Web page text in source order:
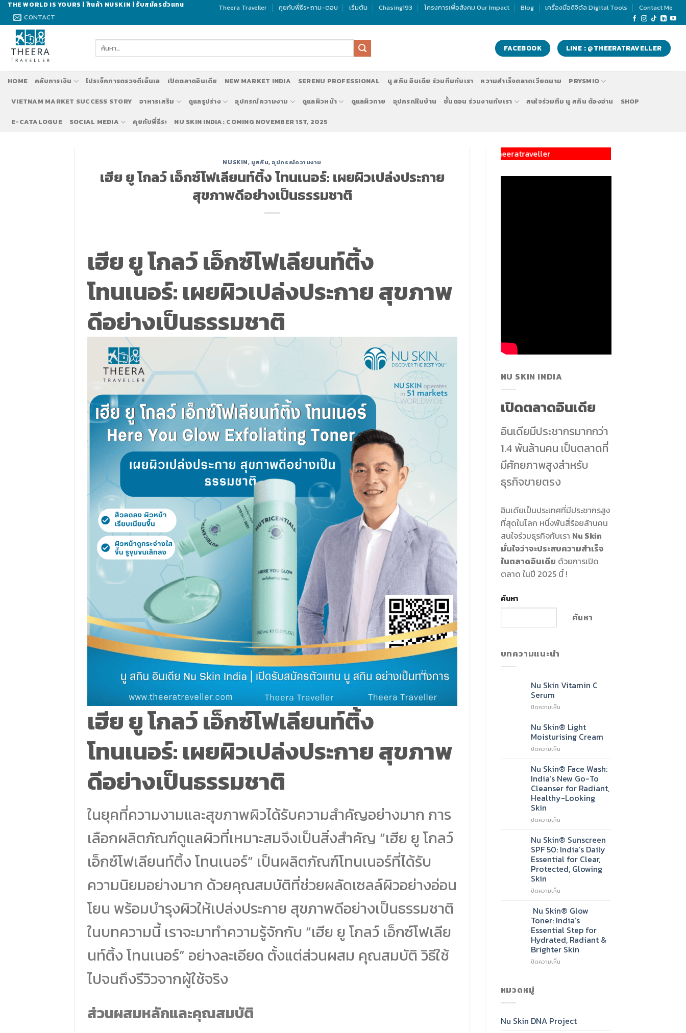
Skip
content
THE WORLD IS YOURS | สินค้า NUSKIN | รับสมัครตัวแทน
CONTACT
Theera Traveller คุยกับพี่ธีระ ถาม-ตอบ เริ่มต้น Chasing193 โครงการเพื่อสังคม Our Impact Blog เครื่องมือดิจิตัล Digital Tools Contact Me
ค้นหา: FACEBOOK LINE : @THEERATRAVELLER
HOME คลับการเงิน โปรเจ็กการตรวจดีเอ็นเอ เปิดตลาดอินเดีย NEW MARKET INDIA SERENU PROFESSIONAL นู สกิน อินเดีย ร่วมทีมกับเรา ความสำเร็จตลาดเวียดนาม PRYSMIO
VIETNAM MARKET SUCCESS STORY อาหารเสริม ดูแลรูปร่าง อุปกรณ์ความงาม ดูแลผิวหน้า ดูแลผิวกาย อุปกรณ์ในบ้าน ขั้นตอน ร่วมงานกับเรา สนใจร่วมทีม นู สกิน ต้องอ่าน SHOP
E-CATALOGUE SOCIAL MEDIA คุยกับพี่ธีระ NU SKIN INDIA: COMING NOVEMBER 1ST, 2025
NUSKIN, นูสกิน, อุปกรณ์ความงาม
เฮีย ยู โกลว์ เอ็กซ์โฟเลียนท์ติ้ง โทนเนอร์: เผยผิวเปล่งประกาย
สุขภาพดีอย่างเป็นธรรมชาติ
เฮีย ยู โกลว์ เอ็กซ์โฟเลียนท์ติ้ง
โทนเนอร์: เผยผิวเปล่งประกาย สุขภาพ
ดีอย่างเป็นธรรมชาติ
เฮีย ยู โกลว์ เอ็กซ์โฟเลียนท์ติ้ง
โทนเนอร์: เผยผิวเปล่งประกาย สุขภาพ
ดีอย่างเป็นธรรมชาติ
ในยุคที่ความงามและสุขภาพผิวได้รับความสำคัญอย่างมาก การ
เลือกผลิตภัณฑ์ดูแลผิวที่เหมาะสมจึงเป็นสิ่งสำคัญ “เฮีย ยู โกลว์
เอ็กซ์โฟเลียนท์ติ้ง โทนเนอร์” เป็นผลิตภัณฑ์โทนเนอร์ที่ได้รับ
ความนิยมอย่างมาก ด้วยคุณสมบัติที่ช่วยผลัดเซลล์ผิวอย่างอ่อน
โยน พร้อมบำรุงผิวให้เปล่งประกาย สุขภาพดีอย่างเป็นธรรมชาติ
ในบทความนี้ เราจะมาทำความรู้จักกับ “เฮีย ยู โกลว์ เอ็กซ์โฟเลีย
นท์ติ้ง โทนเนอร์” อย่างละเอียด ตั้งแต่ส่วนผสม คุณสมบัติ วิธีใช้
ไปจนถึงรีวิวจากผู้ใช้จริง
ส่วนผสมหลักและคุณสมบัติ
รับสมัครทีมงานทำตลาด นู สกิน ประเทศอินเดีย NU SKIN INDIA แอดไลน์:@theeratraveller
NU SKIN INDIA
เปิดตลาดอินเดีย
อินเดียมีประชากรมากกว่า
1.4 พันล้านคน เป็นตลาดที่
มีศักยภาพสูงสำหรับ
ธุรกิจขายตรง
อินเดียเป็นประเทศที่มีประชากรสูง
ที่สุดในโลก หนึ่งพันสี่ร้อยล้านคน
สนใจร่วมธุรกิจกับเรา Nu Skin
มั่นใจว่าจะประสบความสำเร็จ
ในตลาดอินเดีย ด้วยการเปิด
ตลาด ในปี 2025 นี้ !
ค้นหา
ค้นหา
บทความแนะนำ
Nu Skin Vitamin C
Serum
ปิดความเห็นบน
Skin
Vitamin
C
Serum
Nu Skin® Light
Moisturising Cream
ปิดความเห็นบน
Skin®
Light
Moisturising
Cream
Nu Skin® Face Wash:
India’s New Go-To
Cleanser for Radiant,
Healthy-Looking
Skin
ปิดความเห็นบน
Skin®
Face
Wash:
India’s
New
To
Radiant,
Healthy-
Looking
Skin
Nu Skin® Sunscreen
SPF 50: India’s Daily
Essential for Clear,
Protected, Glowing
Skin
ปิดความเห็นบน
Skin®
Sunscreen
SPF
50:
India’s
Daily
Essential
Nu Skin® Glow
Toner: India’s
Essential Step for
Hydrated, Radiant &
Brighter Skin
ปิดความเห็นบน
Step
หมวดหมู่
Nu Skin DNA Project